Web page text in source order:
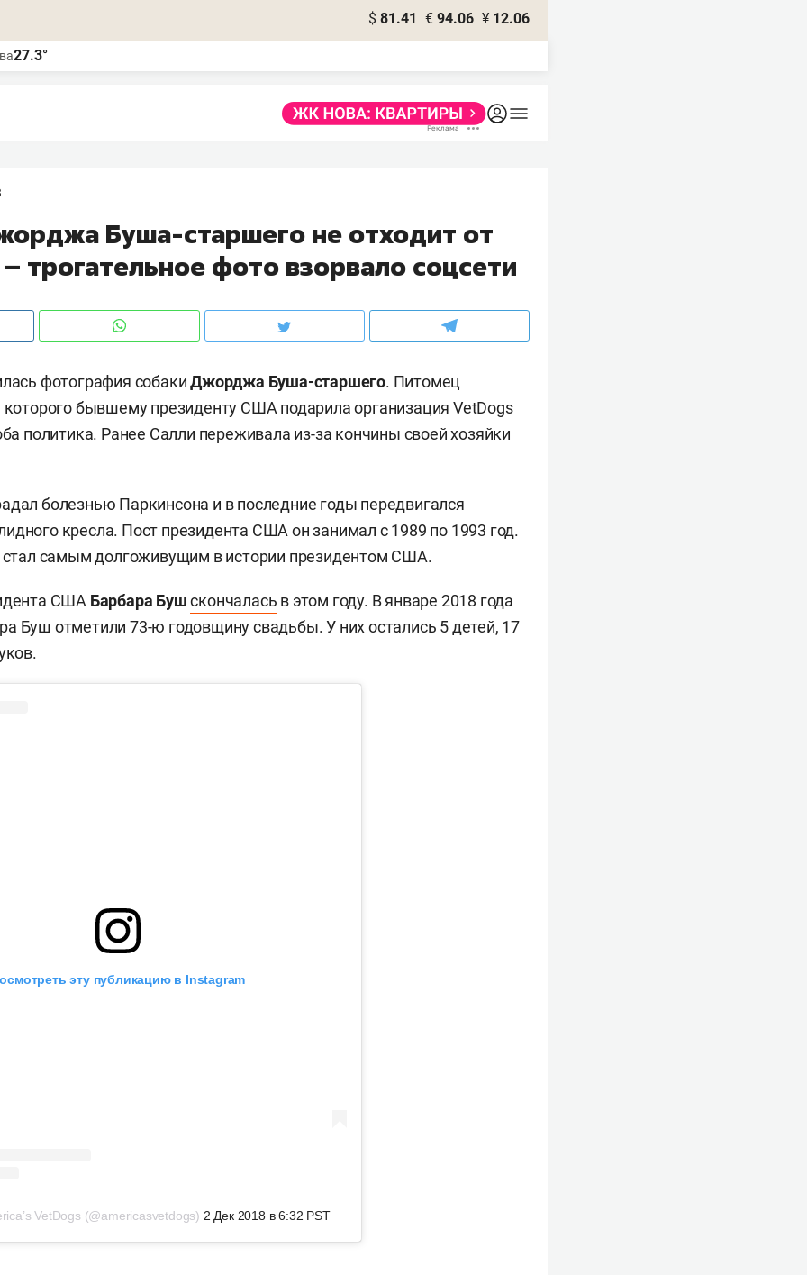
$ 81.41 € 94.06 ¥ 12.06
27.3°
Буша-старшего не отходит от
трогательное фото взорвало соцсети
фотография собакиДжорджа Буша-старшего. Питомец
которого бывшему президенту США подарила организация VetDogs
политика. Ранее Салли переживала из-за кончины своей хозяйки
болезнью Паркинсона и в последние годы передвигался
кресла. Пост президента США он занимал с 1989 по 1993 год.
стал самым долгоживущим в истории президентом США.
США Барбара Бушскончалась в этом году. В январе 2018 года
Буш отметили 73-ю годовщину свадьбы. У них остались 5 детей, 17
эту публикацию в Instagram
VetDogs (@americasvetdogs) 2 Дек 2018 в 6:32 PST